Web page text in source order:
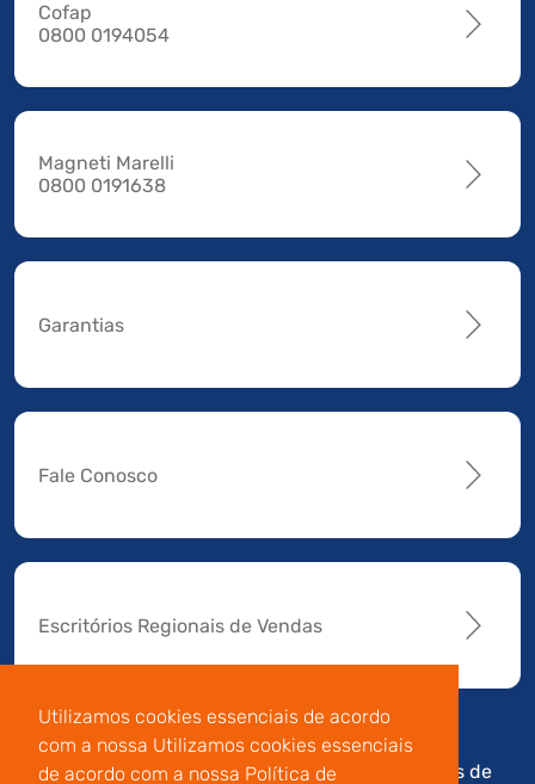
Utilizamos cookies essenciais de acordo
com a nossa Utilizamos cookies essenciais
de acordo com a nossa Política de
Cofap
0800 0194054
Magneti Marelli
0800 0191638
Garantias
Fale Conosco
Escritórios Regionais de Vendas
Av. Manoel da Nóbrega,
Termos de
Código de